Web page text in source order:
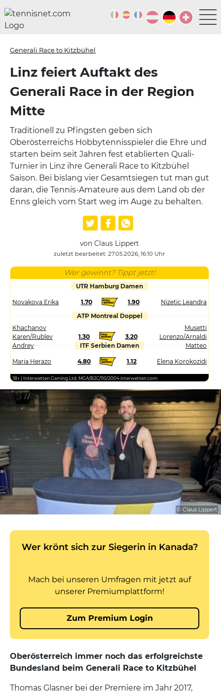
Generali Race to Kitzbühel
Linz feiert Auftakt des
Generali Race in der Region
Mitte
Traditionell zu Pfingsten geben sich
Oberösterreichs Hobbytennisspieler die Ehre und
starten beim seit Jahren fest etablierten Quali-
Turnier in Linz ihre Generali Race to Kitzbühel
Saison. Bei bislang vier Gesamtsiegen tut man gut
daran, die Tennis-Amateure aus dem Land ob der
Enns gleich vom Start weg im Auge zu behalten.
von Claus Lippert
zuletzt bearbeitet: 27.05.2026, 16:10 Uhr
Wer gewinnt? Tippt jetzt!
UTR Hamburg Damen
Novakova Erika 1.70 1.90
Nizetic Leandra
ATP Montreal Doppel
Khachanov
Karen/Rublev
Andrey
1.30 3.20
Musetti
Lorenzo/Arnaldi
Matteo
ITF Serbien Damen
Maria Herazo 4.80 1.12 Elena Korokozidi
18+ | Interwetten Gaming Ltd. MGA/B2C/110/2004 interwetten.com
© Claus Lippert
Oberösterreich immer noch das erfolgreichste
Bundesland beim Generali Race to Kitzbühel
Thomas Glasner bei der Premiere im Jahr 2017,